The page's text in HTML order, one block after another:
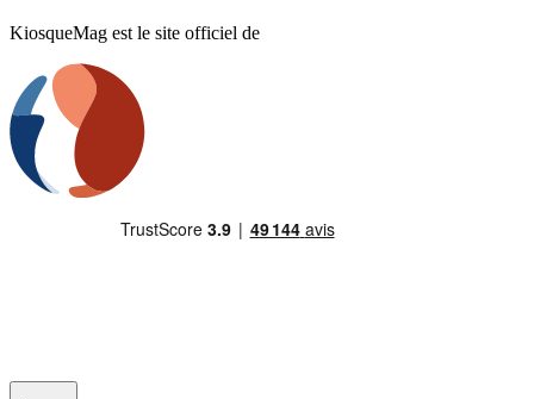
KiosqueMag est le site officiel de